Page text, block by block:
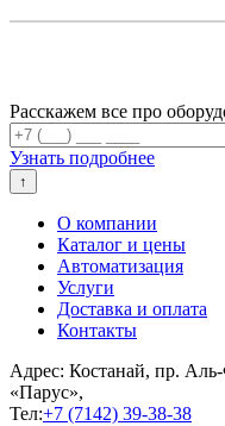
Расскажем все про
Узнать подробнее
↑
О компании
Каталог и цены
Автоматизация
Услуги
Доставка и оплата
Контакты
Адрес: Костанай, пр.
«Парус»,
Тел:+7 (7142) 39-38-38